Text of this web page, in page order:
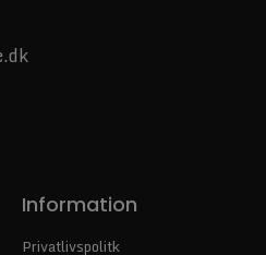
Information
Privatlivspolitk